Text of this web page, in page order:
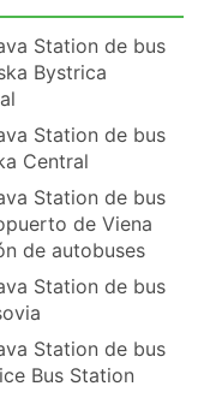
Station de bus
Bystrica
Station de bus
Central
Station de bus
de Viena
de autobuses
Station de bus
Station de bus
Bus Station